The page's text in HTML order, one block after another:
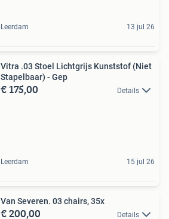
Leerdam 13 jul 26
Vitra .03 Stoel Lichtgrijs Kunststof (Niet
Stapelbaar) - Gep
€ 175,00 Details
Leerdam 15 jul 26
Van Severen. 03 chairs, 35x
€ 200,00 Details